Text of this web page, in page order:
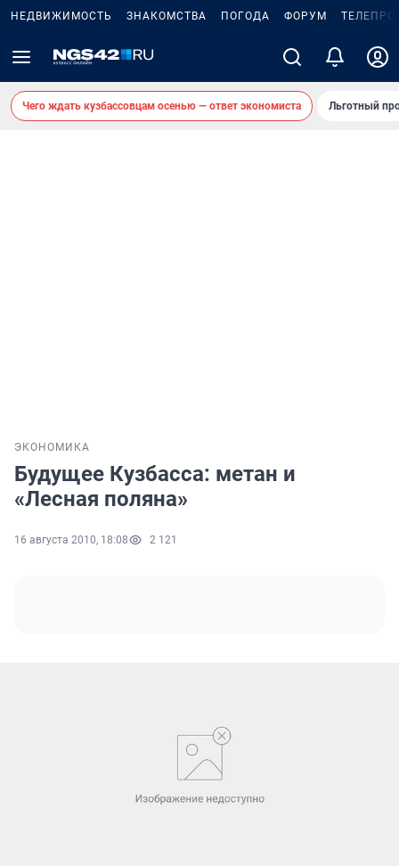
НЕДВИЖИМОСТЬ ЗНАКОМСТВА ПОГОДА ФОРУМ
Чего ждать кузбассовцам осенью — ответ экономиста Льготный
ЭКОНОМИКА
Будущее Кузбасса: метан и
«Лесная поляна»
16 августа 2010, 18:08 2 121